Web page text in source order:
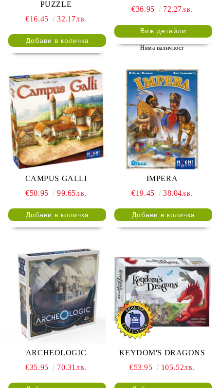
PUZZLE
€16.45
32.17лв.
€36.95 72.27лв.
Виж детайли
Няма наличност
CAMPUS GALLI
€50.95
99.65лв.
IMPERA
€19.45
38.04лв.
ARCHEOLOGIC
€35.95
70.31лв.
KEYDOM'S DRAGONS
€53.95
105.52лв.